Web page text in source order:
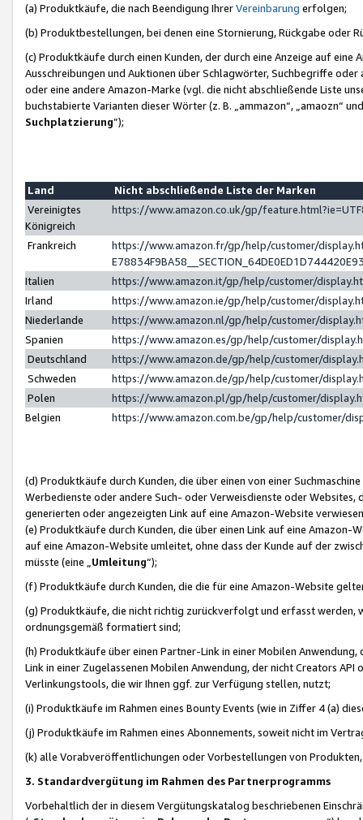
(a) Produktkäufe, die nach Beendigung IhrerVereinbarung erfolgen;
(b) Produktbestellungen, bei denen eine Stornierung, Rückgabe oder
(c) Produktkäufe durch einen Kunden, der durch eine Anzeige auf
Ausschreibungen und Auktionen über Schlagwörter, Suchbegriffe
oder eine andere Amazon-Marke (vgl. die nicht abschließende Liste
buchstabierte Varianten dieser Wörter (z. B. „ammazon“, „amaozn“
Suchplatzierung”);
Land
Nicht abschließende Liste der Marken
Vereinigtes
Königreich
https://www.amazon.co.uk/gp/
Frankreich
https://www.amazon.fr/gp/help/customer/
Italien
https://www.amazon.it/gp/help/customer/
Irland
https://www.amazon.ie/gp/help/customer/
Niederlande
https://www.amazon.nl/gp/help/customer/
Spanien
https://www.amazon.es/gp/help/customer/
Deutschland
https://www.amazon.de/gp/help/customer/
Schweden
https://www.amazon.de/gp/help/customer/
Polen
https://www.amazon.pl/gp/help/customer/
Belgien
https://www.amazon.com.be/gp/help/customer/
(d) Produktkäufe durch Kunden, die über einen von einer
Werbedienste oder andere Such- oder Verweisdienste oder Websites,
generierten oder angezeigten Link auf eine Amazon-Website
(e) Produktkäufe durch Kunden, die über einen Link auf eine
auf eine Amazon-Website umleitet, ohne dass der Kunde auf der
müsste (eine „ Umleitung“);
(f) Produktkäufe durch Kunden, die die für eine Amazon-Website
(g) Produktkäufe, die nicht richtig zurückverfolgt und erfasst werden,
ordnungsgemäß formatiert sind;
(h) Produktkäufe über einen Partner-Link in einer Mobilen
Link in einer Zugelassenen Mobilen Anwendung, der nicht Creators
Verlinkungstools, die wir Ihnen ggf. zur Verfügung stellen, nutzt;
(i) Produktkäufe im Rahmen eines Bounty Events (wie in Ziffer 4 (a)
(j) Produktkäufe im Rahmen eines Abonnements, soweit nicht im
(k) alle Vorabveröffentlichungen oder Vorbestellungen von
3. Standardvergütung im Rahmen des Partnerprogramms
Vorbehaltlich der in diesem Vergütungskatalog beschriebenen